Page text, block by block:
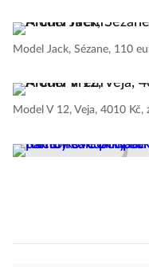
Model Jack, Sézane, 110
Model V 12, Veja, 4010